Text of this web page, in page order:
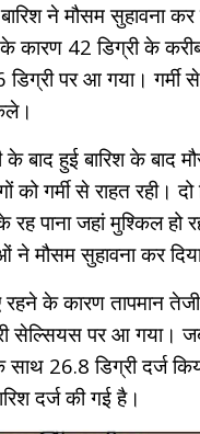
ने मौसम सुहावना कर
के कारण 42 डिग्री के
डिग्री पर आ गया। गर्मी
बाद हुई बारिश के बाद
को गर्मी से राहत रही।
पाना जहां मुश्किल हो
ने मौसम सुहावना कर
रहने के कारण तापमान
सेल्सियस पर आ गया।
साथ 26.8 डिग्री दर्ज
दर्ज की गई है।